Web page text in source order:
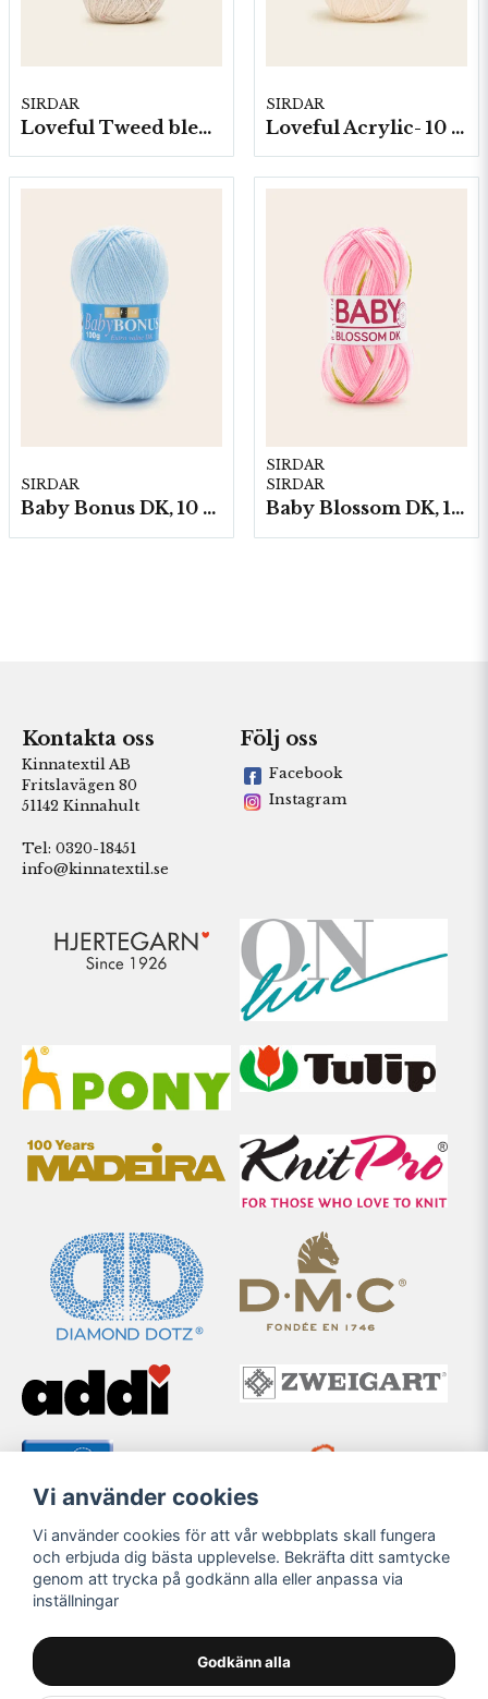
SIRDAR
Loveful Tweed blend-, 10 nystan á 100g/fp.
SIRDAR
Loveful Acrylic- 10 nystan á 100g/fp.
SIRDAR
Baby Bonus DK, 10 nystan á 100g/fp
SIRDAR
SIRDAR
Baby Blossom DK, 10 nystan á 100g/fp
Kontakta oss
Kinnatextil AB
Fritslavägen 80
51142 Kinnahult
Tel: 0320-18451
info@kinnatextil.se
Följ oss
Facebook
Instagram
Vi använder cookies
Vi använder cookies för att vår webbplats skall fungera
och erbjuda dig bästa upplevelse. Bekräfta ditt samtycke
genom att trycka på godkänn alla eller anpassa via
inställningar
Godkänn alla